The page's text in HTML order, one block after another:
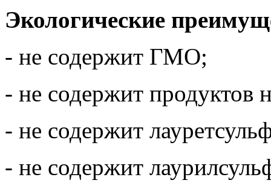
Экологические
- не содержит ГМО;
- не содержит продуктов
- не содержит
- не содержит